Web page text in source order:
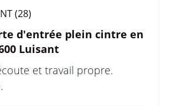
(28)
d'entrée plein cintre en
Luisant
et travail propre.